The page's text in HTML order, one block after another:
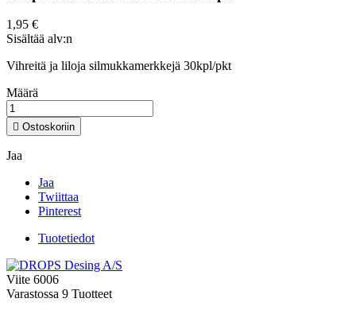
1,95 €
Sisältää alv:n
Vihreitä ja liloja silmukkamerkkejä 30kpl/pkt
Määrä
 Ostoskoriin
Jaa
Jaa
Twiittaa
Pinterest
Tuotetiedot
Viite 6006
Varastossa 9 Tuotteet